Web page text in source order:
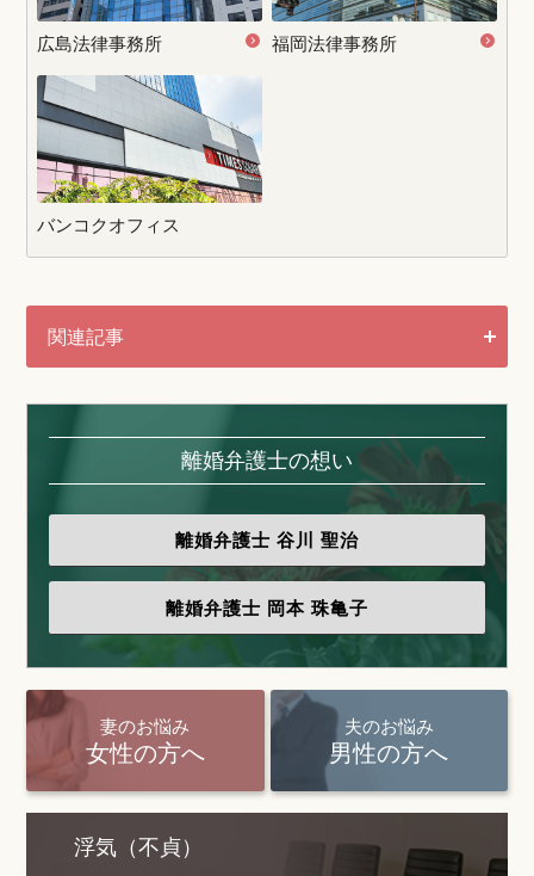
広島法律事務所 福岡法律事務所
バンコクオフィス
関連記事
離婚弁護士の想い
離婚弁護士 谷川 聖治
離婚弁護士 岡本 珠亀子
妻のお悩み
女性の方へ
夫のお悩み
男性の方へ
浮気（不貞）